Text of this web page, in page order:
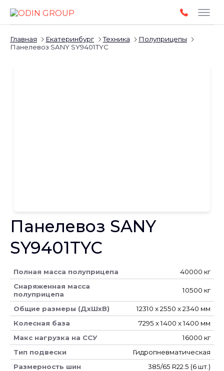
Главная Екатеринбург Техника
Полуприцепы
Панелевоз SANY SY9401TYC
Панелевоз SANY
SY9401TYC
Полная масса полуприцепа
40000 кг
Снаряженная масса
полуприцепа
10500 кг
Общие размеры (ДхШхВ)
12310 x 2550 x 2340 мм
Колесная база
7295 x 1400 x 1400 мм
Макс нагрузка на ССУ
16000 кг
Тип подвески
Гидропневматическая
Размерность шин
385/65 R22.5 (6 шт.)